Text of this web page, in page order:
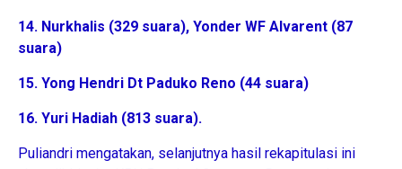
14. Nurkhalis (329 suara), Yonder WF Alvarent (87
suara)
15. Yong Hendri Dt Paduko Reno (44 suara)
16. Yuri Hadiah (813 suara).
Puliandri mengatakan, selanjutnya hasil rekapitulasi ini